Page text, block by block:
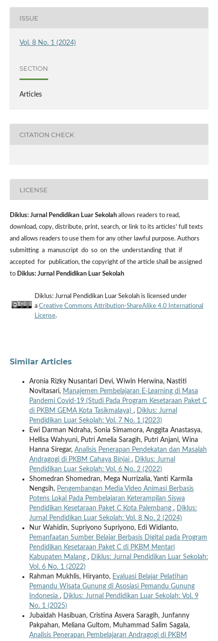
ISSUE
Vol. 8 No. 1 (2024)
SECTION
Articles
CITATION CHECK
LICENSE
Diklus: Jurnal Pendidikan Luar Sekolah allows readers to read,
download, copy, distribute, print, search, or link to its articles' full texts
and allows readers to use them for any other lawful purpose. Authors
submitting a manuscript do so on the understanding that if
accepted for publication, the copyright of the article shall be assigned
to Diklus: Jurnal Pendidikan Luar Sekolah
Diklus: Jurnal Pendidikan Luar Sekolah is licensed under
a Creative Commons Attribution-ShareAlike 4.0 International
License.
Similar Articles
Aronia Rizky Nusantari Devi, Wiwin Herwina, Nastiti
Novitasari, Manajemen Pembelajaran E-Learning di Masa
Pandemi Covid-19 (Studi Pada Program Kesetaraan Paket C
di PKBM GEMA Kota Tasikmalaya) , Diklus: Jurnal
Pendidikan Luar Sekolah: Vol. 7 No. 1 (2023)
Ewi Darman Ndraha, Sonia Simamora, Anggita Anastasya,
Hellisa Wahyuni, Putri Amelia Saragih, Putri Anjani, Wina
Hanna Siregar, Analisis Penerapan Pendekatan dan Masalah
Andragogi di PKBM Cahaya Binjai , Diklus: Jurnal
Pendidikan Luar Sekolah: Vol. 6 No. 2 (2022)
Shomedran Shomedran, Mega Nurrizalia, Yanti Karmila
Nengsih, Pengembangan Media Video Animasi Berbasis
Potens Lokal Pada Pembelajaran Keterampilan Siswa
Pendidikan Kesetaraan Paket C Kota Palembang , Diklus:
Jurnal Pendidikan Luar Sekolah: Vol. 8 No. 2 (2024)
Nur Wahidin, Supriyono Supriyono, Edi Widianto,
Pemanfaatan Sumber Belajar Berbasis Digital pada Program
Pendidikan Kesetaraan Paket C di PKBM Mentari
Kabupaten Malang , Diklus: Jurnal Pendidikan Luar Sekolah:
Vol. 6 No. 1 (2022)
Rahman Mukhlis, Hiryanto, Evaluasi Belajar Pelatihan
Pemandu Wisata Gunung di Asosiasi Pemandu Gunung
Indonesia , Diklus: Jurnal Pendidikan Luar Sekolah: Vol. 9
No. 1 (2025)
Jubaidah Hasibuan, Cristina Asvera Saragih, Junfanny
Pakpahan, Meliana Gultom, Muhammad Salim Sagala,
Analisis Penerapan Pembelajaran Andragogi di PKBM